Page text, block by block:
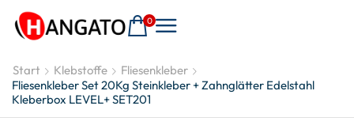
0
Start Klebstoffe
Fliesenkleber
Fliesenkleber Set 20Kg Steinkleber + Zahnglätter Edelstahl
Kleberbox LEVEL+ SET201